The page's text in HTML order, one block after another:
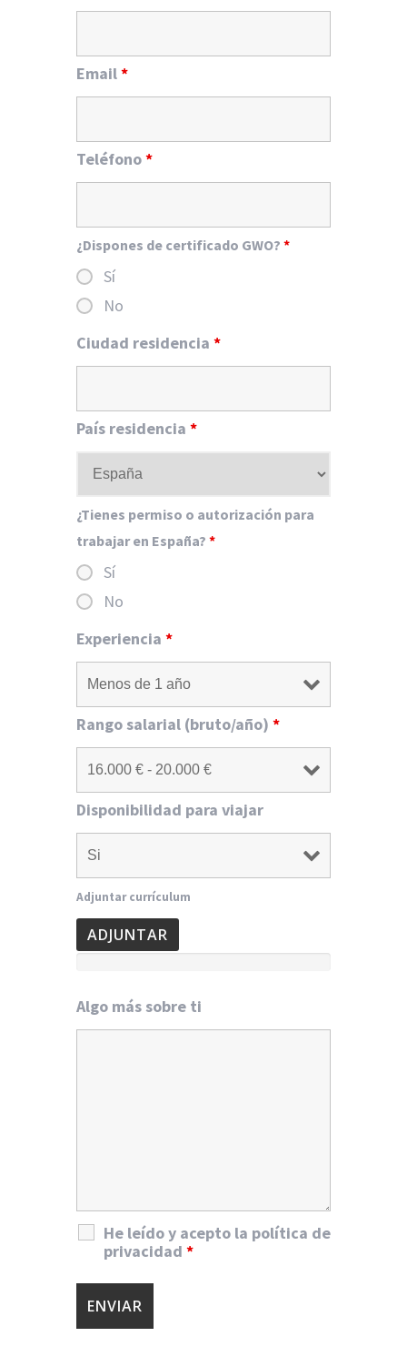
Email*
Teléfono*
¿Dispones de certificado GWO? *
Sí
No
Ciudad residencia *
País residencia *
¿Tienes permiso o autorización para
trabajar en España? *
Sí
No
Experiencia *
Rango salarial (bruto/año) *
Disponibilidad para viajar
Adjuntar currículum
ADJUNTAR
Algo más sobre ti
He leído y acepto la política de
privacidad *